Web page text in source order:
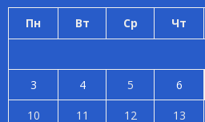
Пн Вт Ср Чт
3
4 5 6
10
11 12 13